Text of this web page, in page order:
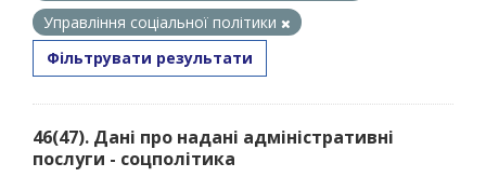
Управління соціальної політики
Фільтрувати результати
46(47). Дані про надані адміністративні
послуги - соцполітика